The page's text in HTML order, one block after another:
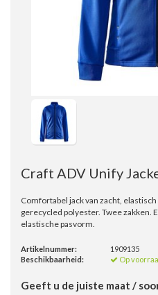
Craft ADV Unify
Comfortabel jack van zacht,
gerecycled polyester. Twee zakken.
elastische pasvorm.
Artikelnummer:
1909135
Beschikbaarheid:
Op
Geeft u de juiste maat /